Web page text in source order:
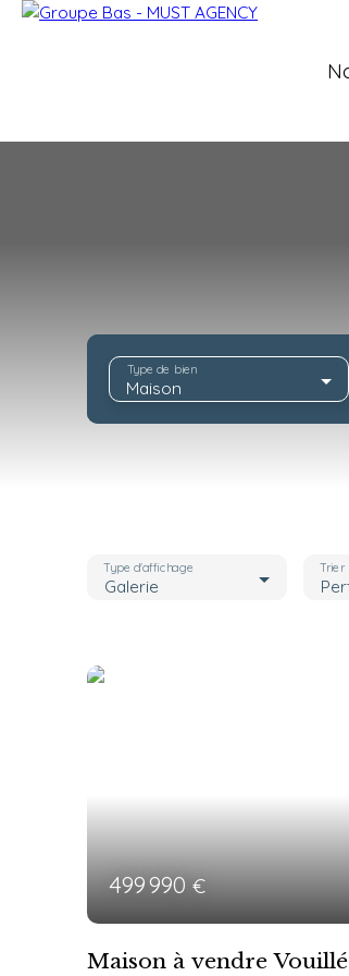
Maison
Type de bien
Galerie
Type d'affichage Trier
499 990€
Maison à vendre Vouillé